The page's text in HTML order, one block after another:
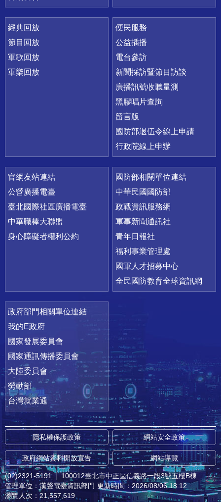
經典回放
節目回放
軍歌回放
軍樂回放
便民服務
公益插播
電台參訪
新聞採訪暨節目訪談
廣播訊號收聽量測
黑膠唱片查詢
留言版
國防部退伍令線上申請
行政院線上申辦
官網友站連結
公營廣播電臺
臺北國際社區廣播電臺
中華職棒大聯盟
身心障礙者權利公約
國防部相關單位連結
中華民國國防部
政戰資訊服務網
軍事新聞通訊社
青年日報社
福利事業管理處
國軍人才招募中心
全民國防教育全球資訊網
政府部門相關單位連結
我的E政府
國家發展委員會
國家通訊傳播委員會
大陸委員會
勞動部
台灣就業通
隱私權保護政策 網站安全政策
政府網站資料開放宣告 網站導覽
(02)2321-5191 │ 100012臺北市中正區信義路一段3號五樓B棟
管理單位：漢聲電臺資訊部門 更新時間：2026/08/06 18:12
瀏覽人次：21,557,619